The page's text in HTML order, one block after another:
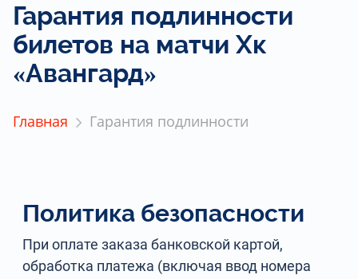
Гарантия подлинности
билетов на матчи Хк
«Авангард»
Главная Гарантия подлинности
Политика безопасности
При оплате заказа банковской картой,
обработка платежа (включая ввод номера